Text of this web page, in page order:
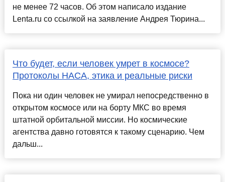
не менее 72 часов. Об этом написало издание
Lenta.ru со ссылкой на заявление Андрея Тюрина...
Что будет, если человек умрет в космосе?
Протоколы НАСА, этика и реальные риски
Пока ни один человек не умирал непосредственно в
открытом космосе или на борту МКС во время
штатной орбитальной миссии. Но космические
агентства давно готовятся к такому сценарию. Чем
дальш...